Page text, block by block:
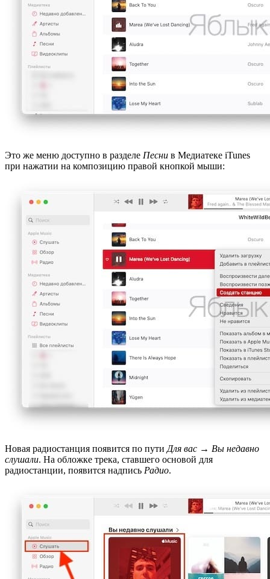
Это же меню доступно в разделе Песни в Медиатеке iTunes
при нажатии на композицию правой кнопкой мыши:
Новая радиостанция появится по путиДля вас → Вы недавно
слушали. На обложке трека, ставшего основой для
радиостанции, появится надпись Радио.